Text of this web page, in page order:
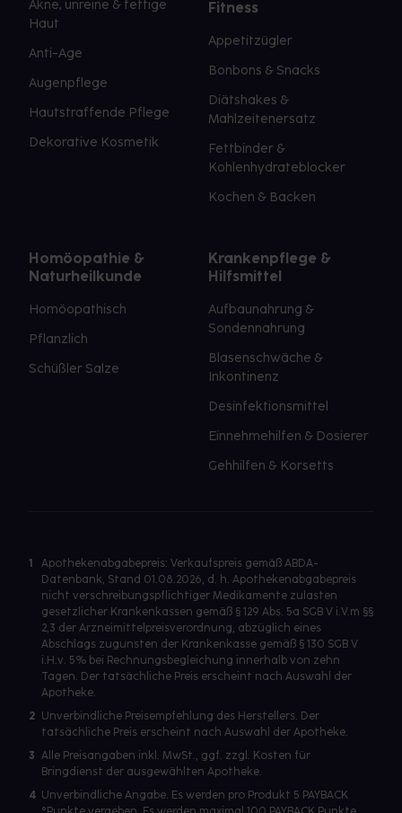
Akne, unreine & fettige
Haut
Anti-Age
Augenpflege
Hautstraffende Pflege
Dekorative Kosmetik
Fitness
Appetitzügler
Bonbons & Snacks
Diätshakes &
Mahlzeitenersatz
Fettbinder &
Kohlenhydrateblocker
Kochen & Backen
Homöopathie &
Naturheilkunde
Homöopathisch
Pflanzlich
Schüßler Salze
Krankenpflege &
Hilfsmittel
Aufbaunahrung &
Sondennahrung
Blasenschwäche &
Inkontinenz
Desinfektionsmittel
Einnehmehilfen & Dosierer
Gehhilfen & Korsetts
1
Apothekenabgabepreis: Verkaufspreis gemäß ABDA-
Datenbank, Stand 01.08.2026, d. h. Apothekenabgabepreis
nicht verschreibungspflichtiger Medikamente zulasten
gesetzlicher Krankenkassen gemäß § 129 Abs. 5a SGB V i.V.m §§
2,3 der Arzneimittelpreisverordnung, abzüglich eines
Abschlags zugunsten der Krankenkasse gemäß § 130 SGB V
i.H.v. 5% bei Rechnungsbegleichung innerhalb von zehn
Tagen. Der tatsächliche Preis erscheint nach Auswahl der
Apotheke.
2 Unverbindliche Preisempfehlung des Herstellers. Der
tatsächliche Preis erscheint nach Auswahl der Apotheke.
3 Alle Preisangaben inkl. MwSt., ggf. zzgl. Kosten für
Bringdienst der ausgewählten Apotheke.
4 Unverbindliche Angabe. Es werden pro Produkt 5 PAYBACK